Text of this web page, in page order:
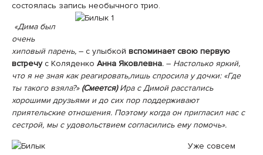
состоялась запись необычного трио.
«Дима был
очень
хиповый парень, – с улыбкой вспоминает свою первую
встречус Коляденко Анна Яковлевна. – Настолько яркий,
что я не зная как реагировать,лишь спросила у дочки: «Где
ты такого взяла?»(Смеется)Ира с Димой расстались
хорошими друзьями и до сих пор поддерживают
приятельские отношения. Поэтому когда он пригласил нас с
сестрой, мы с удовольствием согласились ему помочь».
Уже совсем